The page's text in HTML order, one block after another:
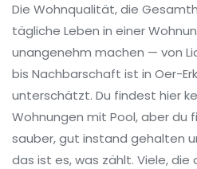
Die Wohnqualität,die
tägliche Leben in einer
unangenehm machen — von
bis Nachbarschaft ist in Oer-
unterschätzt. Du findest hier
Wohnungen mit Pool, aber du
sauber, gut instand gehalten
das ist es, was zählt. Viele, die